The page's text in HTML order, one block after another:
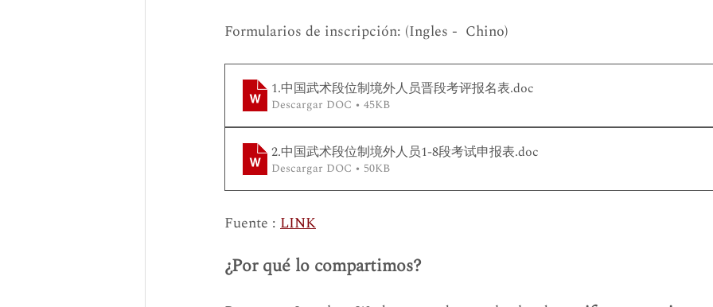
Formularios de inscripción: (Ingles -  Chino)
1.中国武术段位制境外人员晋段考评报名表.doc
Descargar DOC • 45KB
2.中国武术段位制境外人员1-8段考试申报表.doc
Descargar DOC • 50KB
Fuente : LINK
¿Por qué lo compartimos?